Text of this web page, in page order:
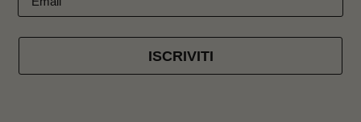
ISCRIVITI